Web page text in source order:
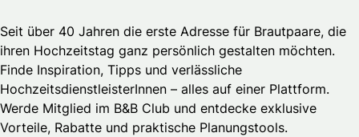
Seit über 40 Jahren die erste Adresse für Brautpaare, die
ihren Hochzeitstag ganz persönlich gestalten möchten.
Finde Inspiration, Tipps und verlässliche
HochzeitsdienstleisterInnen – alles auf einer Plattform.
Werde Mitglied im B&B Club und entdecke exklusive
Vorteile, Rabatte und praktische Planungstools.